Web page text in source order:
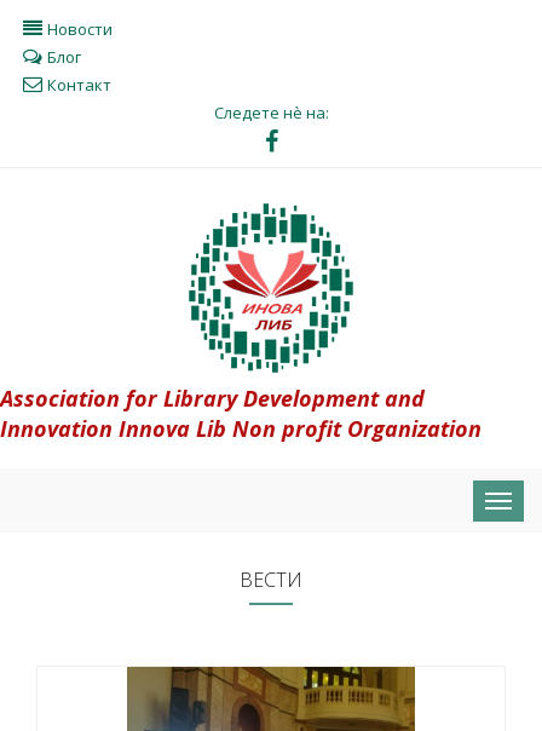
Новости
Блог
Контакт
Следете нè на:
Association for Library Development and
Innovation Innova Lib Non profit Organization
ВЕСТИ